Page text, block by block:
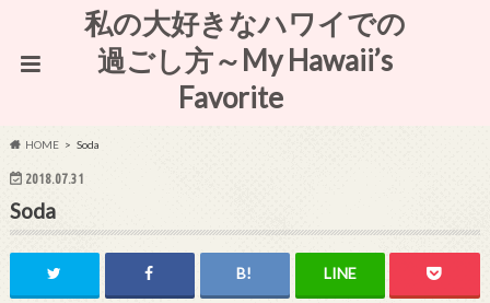
私の大好きなハワイでの
過ごし方～My Hawaii’s
Favorite
HOME Soda
2018.07.31
Soda